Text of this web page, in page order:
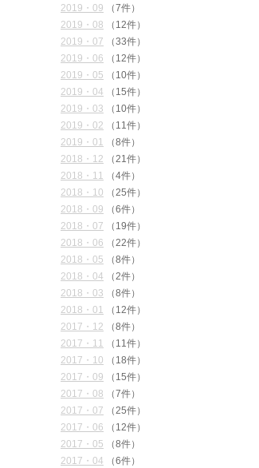
2019・09 （7件）
2019・08 （12件）
2019・07 （33件）
2019・06 （12件）
2019・05 （10件）
2019・04 （15件）
2019・03 （10件）
2019・02 （11件）
2019・01 （8件）
2018・12 （21件）
2018・11 （4件）
2018・10 （25件）
2018・09 （6件）
2018・07 （19件）
2018・06 （22件）
2018・05 （8件）
2018・04 （2件）
2018・03 （8件）
2018・01 （12件）
2017・12 （8件）
2017・11 （11件）
2017・10 （18件）
2017・09 （15件）
2017・08 （7件）
2017・07 （25件）
2017・06 （12件）
2017・05 （8件）
2017・04 （6件）